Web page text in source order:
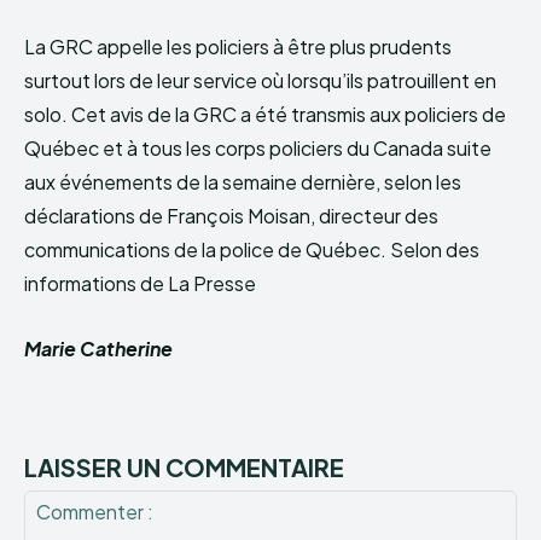
La GRC appelle les policiers à être plus prudents
surtout lors de leur service où lorsqu’ils patrouillent en
solo. Cet avis de la GRC a été transmis aux policiers de
Québec et à tous les corps policiers du Canada suite
aux événements de la semaine dernière, selon les
déclarations de François Moisan, directeur des
communications de la police de Québec. Selon des
informations de La Presse
Marie Catherine
LAISSER UN COMMENTAIRE